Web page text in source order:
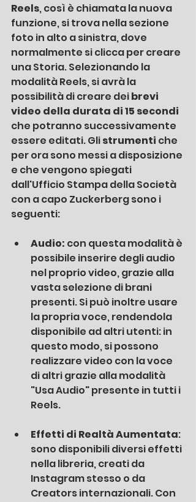
Reels, così è chiamata la nuova
funzione, si trova nella sezione
foto in alto a sinistra, dove
normalmente si clicca per creare
una Storia. Selezionando la
modalità Reels, si avrà la
possibilità di creare dei brevi
video della durata di 15 secondi
che potranno successivamente
essere editati. Gli strumenti che
per ora sono messi a disposizione
e che vengono spiegati
dall'Ufficio Stampa della Società
con a capo Zuckerberg sono i
seguenti:
Audio: con questa modalità è
possibile inserire degli audio
nel proprio video, grazie alla
vasta selezione di brani
presenti. Si può inoltre usare
la propria voce, rendendola
disponibile ad altri utenti: in
questo modo, si possono
realizzare video con la voce
di altri grazie alla modalità
"Usa Audio" presente in tutti i
Reels.
Effetti di Realtà Aumentata:
sono disponibili diversi effetti
nella libreria, creati da
Instagram stesso o da
Creators internazionali. Con